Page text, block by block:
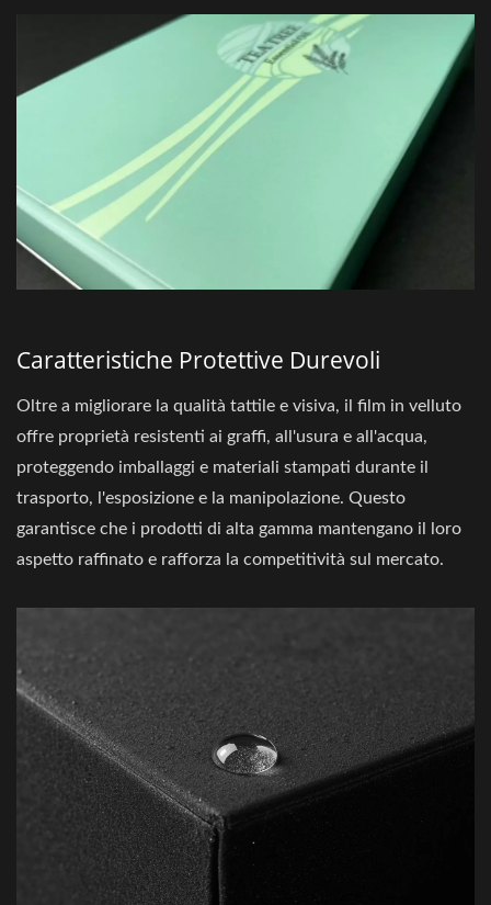
Caratteristiche Protettive Durevoli
Oltre a migliorare la qualità tattile e visiva, il film in velluto
offre proprietà resistenti ai graffi, all'usura e all'acqua,
proteggendo imballaggi e materiali stampati durante il
trasporto, l'esposizione e la manipolazione. Questo
garantisce che i prodotti di alta gamma mantengano il loro
aspetto raffinato e rafforza la competitività sul mercato.